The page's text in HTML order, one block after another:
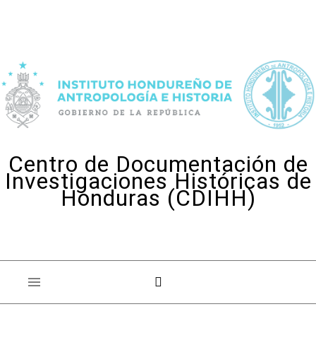
Centro de Documentación de
Investigaciones Históricas de
Honduras (CDIHH)